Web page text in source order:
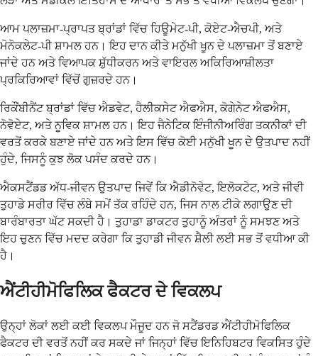
ਆਮ ਪਲਾਜ਼ਮਾ-ਪ੍ਰਾਪਤ ਬ੍ਰਾਂਡਾਂ ਵਿੱਚ ਹਿਊਮੇਟ-ਪੀ, ਕੋਏਟ-ਐਚਪੀ, ਅਤੇ
ਮੋਨੋਕਲੇਟ-ਪੀ ਸ਼ਾਮਲ ਹਨ। ਇਹ ਦਾਨ ਕੀਤੇ ਮਨੁੱਖੀ ਖੂਨ ਦੇ ਪਲਾਜ਼ਮਾ ਤੋਂ ਬਣਾਏ
ਜਾਂਦੇ ਹਨ ਅਤੇ ਵਿਆਪਕ ਸ਼ੁੱਧੀਕਰਨ ਅਤੇ ਵਾਇਰਲ ਅਕਿਰਿਆਸ਼ੀਲਤਾ
ਪ੍ਰਕਿਰਿਆਵਾਂ ਵਿੱਚੋਂ ਗੁਜ਼ਰਦੇ ਹਨ।
ਰਿਕੌਂਬੀਨੈਂਟ ਬ੍ਰਾਂਡਾਂ ਵਿੱਚ ਐਡਵੇਟ, ਹੈਲੀਕਸੇਟ ਐਫਐਸ, ਕੋਗੇਨੇਟ ਐਫਐਸ,
ਨੋਵੋਏਟ, ਅਤੇ ਨੂਵਿਕ ਸ਼ਾਮਲ ਹਨ। ਇਹ ਜੈਨੇਟਿਕ ਇੰਜੀਨੀਅਰਿੰਗ ਤਕਨੀਕਾਂ ਦੀ
ਵਰਤੋਂ ਕਰਕੇ ਬਣਾਏ ਜਾਂਦੇ ਹਨ ਅਤੇ ਇਸ ਵਿੱਚ ਕੋਈ ਮਨੁੱਖੀ ਖੂਨ ਦੇ ਉਤਪਾਦ ਨਹੀਂ
ਹੁੰਦੇ, ਜਿਸਨੂੰ ਕੁਝ ਲੋਕ ਪਸੰਦ ਕਰਦੇ ਹਨ।
ਐਕਸਟੈਂਡਡ ਅੱਧ-ਜੀਵਨ ਉਤਪਾਦ ਜਿਵੇਂ ਕਿ ਐਡੀਨੋਵੇਟ, ਇਲੋਕਟੇਟ, ਅਤੇ ਜੀਵੀ
ਤੁਹਾਡੇ ਸਰੀਰ ਵਿੱਚ ਲੰਬੇ ਸਮੇਂ ਤੱਕ ਰਹਿੰਦੇ ਹਨ, ਜਿਸ ਨਾਲ ਟੀਕੇ ਲਗਾਉਣ ਦੀ
ਬਾਰੰਬਾਰਤਾ ਘੱਟ ਸਕਦੀ ਹੈ। ਤੁਹਾਡਾ ਡਾਕਟਰ ਤੁਹਾਨੂੰ ਅੰਤਰਾਂ ਨੂੰ ਸਮਝਣ ਅਤੇ
ਇਹ ਚੁਣਨ ਵਿੱਚ ਮਦਦ ਕਰੇਗਾ ਕਿ ਤੁਹਾਡੀ ਜੀਵਨ ਸ਼ੈਲੀ ਲਈ ਸਭ ਤੋਂ ਵਧੀਆ ਕੀ
ਹੈ।
ਐਂਟੀਹੀਮੋਫਿਲਿਕ ਫੈਕਟਰ ਦੇ ਵਿਕਲਪ
ਉਨ੍ਹਾਂ ਲੋਕਾਂ ਲਈ ਕਈ ਵਿਕਲਪ ਮੌਜੂਦ ਹਨ ਜੋ ਸਟੈਂਡਰਡ ਐਂਟੀਹੀਮੋਫਿਲਿਕ
ਫੈਕਟਰ ਦੀ ਵਰਤੋਂ ਨਹੀਂ ਕਰ ਸਕਦੇ ਜਾਂ ਜਿਨ੍ਹਾਂ ਵਿੱਚ ਇਨਿਹਿਬਟਰ ਵਿਕਸਿਤ ਹੁੰਦੇ